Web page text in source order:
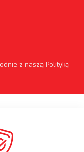
z naszą Polityką